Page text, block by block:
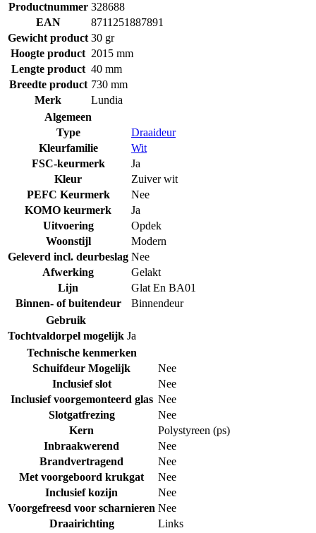
Productnummer 328688
EAN
8711251887891
Gewicht product 30 gr
Hoogte product 2015 mm
Lengte product 40 mm
Breedte product 730 mm
Merk
Lundia
Algemeen
Type
Draaideur
Kleurfamilie
Wit
FSC-keurmerk
Ja
Kleur
Zuiver wit
PEFC Keurmerk
Nee
KOMO keurmerk
Ja
Uitvoering
Opdek
Woonstijl
Modern
Geleverd incl. deurbeslag Nee
Afwerking
Gelakt
Lijn
Glat En BA01
Binnen- of buitendeur
Binnendeur
Gebruik
Tochtvaldorpel mogelijk Ja
Technische kenmerken
Schuifdeur Mogelijk
Nee
Inclusief slot
Nee
Inclusief voorgemonteerd glas Nee
Slotgatfrezing
Nee
Kern
Polystyreen (ps)
Inbraakwerend
Nee
Brandvertragend
Nee
Met voorgeboord krukgat
Nee
Inclusief kozijn
Nee
Voorgefreesd voor scharnieren Nee
Draairichting
Links